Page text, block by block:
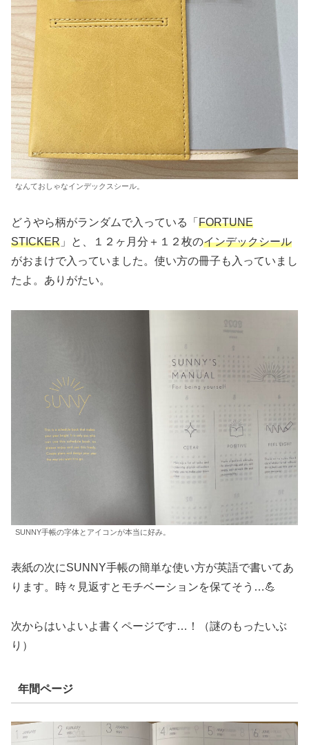
なんておしゃなインデックスシール。
どうやら柄がランダムで入っている「 FORTUNE
STICKER 」と、１２ヶ月分＋１２枚のインデックシール
がおまけで入っていました。使い方の冊子も入っていまし
たよ。ありがたい。
SUNNY手帳の字体とアイコンが本当に好み。
表紙の次にSUNNY手帳の簡単な使い方が英語で書いてあ
ります。時々見返すとモチベーションを保てそう…💪
次からはいよいよ書くページです…！（謎のもったいぶ
り）
年間ページ